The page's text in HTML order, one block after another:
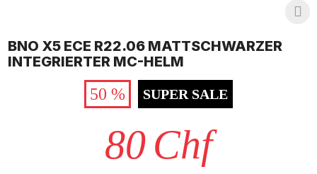
BNO X5 ECE R22.06 MATTSCHWARZER
INTEGRIERTER MC-HELM
50 % SUPER SALE
80 Chf